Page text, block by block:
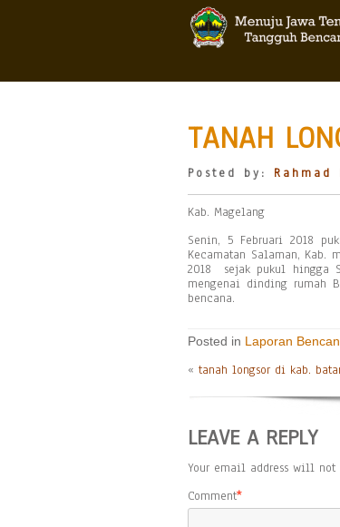
TANAH
Posted by:
Kab. Magelang
Senin, 5 Februari 2018
Kecamatan Salaman, Kab.
2018 sejak pukul hingga
mengenai dinding rumah
bencana.
Posted in Laporan
« tanah longsor di kab.
LEAVE A REPLY
Your email address will not
Comment*